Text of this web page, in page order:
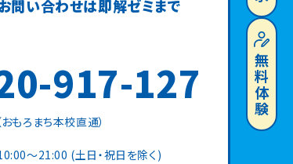
無料体験
問い合わせは即解ゼミまで
917-127
おもろまち本校直通）
〜21:00 (土日・祝日を除く)